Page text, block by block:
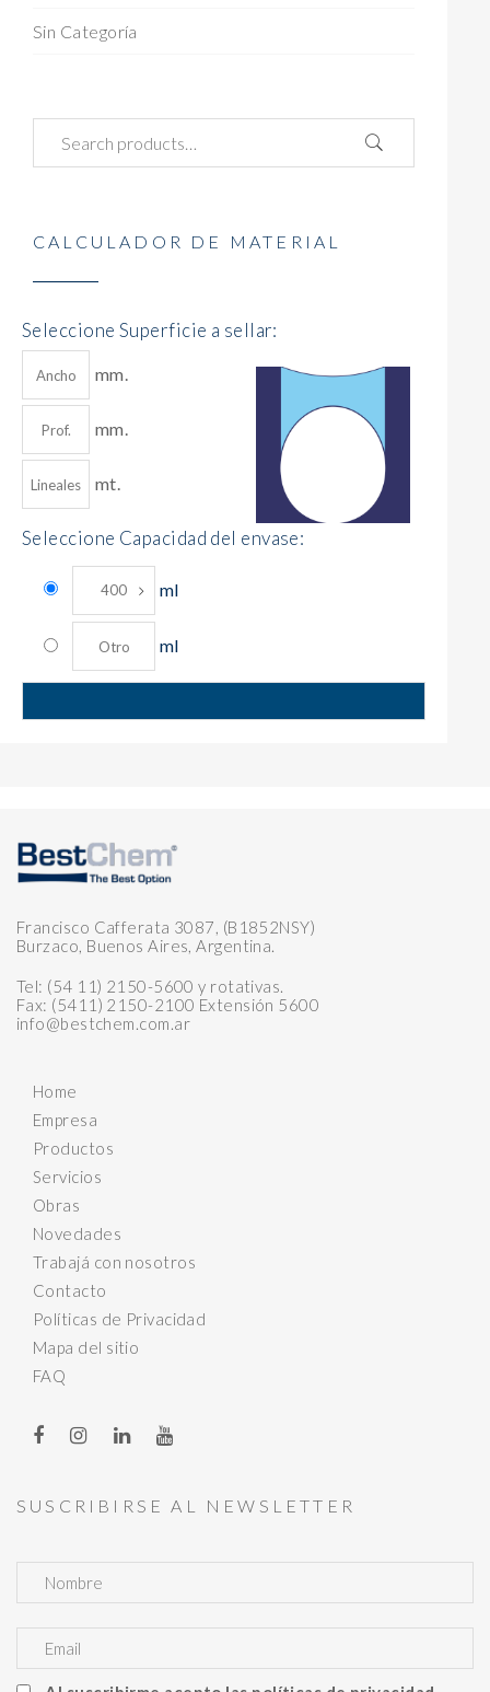
Sin Categoría
CALCULADOR DE MATERIAL
Seleccione Superficie a sellar:
mm.
mm.
mt.
Seleccione Capacidad del envase:
ml
ml
Francisco Cafferata 3087, (B1852NSY)
Burzaco, Buenos Aires, Argentina.
Tel: (54 11) 2150-5600 y rotativas.
Fax: (5411) 2150-2100 Extensión 5600
info@bestchem.com.ar
Home
Empresa
Productos
Servicios
Obras
Novedades
Trabajá con nosotros
Contacto
Políticas de Privacidad
Mapa del sitio
FAQ
SUSCRIBIRSE AL NEWSLETTER